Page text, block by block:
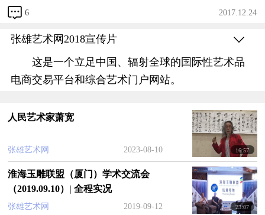
6 2017.12.24
张雄艺术网2018宣传片
这是一个立足中国、辐射全球的国际性艺术品
电商交易平台和综合艺术门户网站。
个文商云汇、互联共享的文化艺术经济圈。
这就是张雄艺术网，全球最具影响力的艺术平
台。
网站内容涵盖艺术品搜索、艺术家、收藏家、
企业家、文化机构、商城、视频、3D在线艺术馆、
人民艺术家萧宽
张雄艺术网 2023-08-10 16:57
淮海玉雕联盟（厦门）学术交流会
（2019.09.10）| 全程实况
张雄艺术网 2019-09-12 23:07